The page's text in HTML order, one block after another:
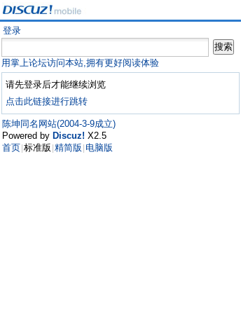
登录
用掌上论坛访问本站,拥有更好阅读体验
请先登录后才能继续浏览
点击此链接进行跳转
陈坤同名网站(2004-3-9成立)
Powered by Discuz! X2.5
首页 标准版 精简版 电脑版